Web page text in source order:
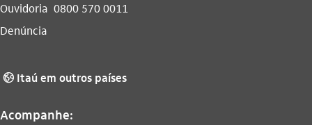
Ouvidoria 0800 570 0011
Denúncia
globo_outline Itaú em outros países
Acompanhe: